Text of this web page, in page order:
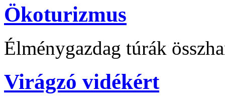
Ökoturizmus
Élménygazdag túrák
Virágzó vidékért